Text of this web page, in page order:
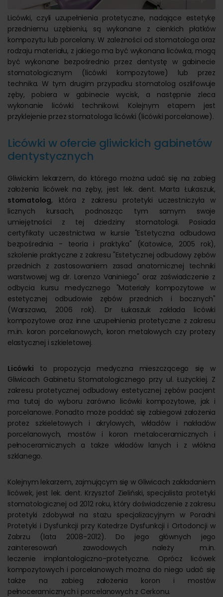
Licówki, czyli uzupełnienia protetyczne, nadające estetykę
przedniemu uzębieniu, są wykonane z cienkich płatków
kompozytu lub porcelany. W zależności od stomatologa oraz
rodzaju materiału, z jakiego ma być wykonana licówka, mogą
być wykonane bezpośrednio przez dentystę w gabinecie
stomatologicznym (licówki kompozytowe) lub przez
technika. W tym drugim przypadku stomatolog oszlifowuje
zęby, pobiera w gabinecie wycisk, a następnie zleca
wykonanie licówki technikowi. Kolejnym etapem jest
przyklejenie przez stomatologa licówki (licówki porcelanowe).
Licówki w ofercie gliwickich gabinetów
dentystycznych
Gliwickim lekarzem, do którego można udać się na zabieg
założenia licówek na zęby, jest lek. dent. Marta Łukaszuk,
stomatolog, która z zakresu protetyki uczestniczyła w
licznych kursach, podnosząc tym samym swoje
umiejętności z tej dziedziny stomatologii. Posiada
certyfikaty uczestnictwa w kursie "Estetyczna odbudowa
bezpośrednia - teoria i praktyka" (Katowice, 2005 rok),
szkolenie praktyczne z zakresu "Estetycznej odbudowy zębów
przednich z zastosowaniem zasad anatomicznej techniki
warstwowej wg dr. Lorenzo Vaniniego" oraz zaświadczenie z
odbycia kursu medycznego "Materiały kompozytowe w
estetycznej odbudowie zębów przednich i bocznych"
(Warszawa, 2006 rok). Dr Łukaszuk zakłada licówki
kompozytowe oraz inne uzupełnienia protetyczne z zakresu
m.in. koron porcelanowych, koron metalowych czy protezy
elastycznej i szkieletowej.
Licówki to propozycja medyczna mieszczącego się w
Gliwicach Gabinetu Stomatologicznego przy ul. Łużyckiej. Z
zakresu protetycznej odbudowy estetycznej zębów pacjent
ma tutaj do wyboru zarówno licówki kompozytowe, jak i
porcelanowe. Ponadto może poddać się zabiegowi założenia
protez szkieletowych i akrylowych, wkładów i nakładów
porcelanowych, mostów i koron metaloceramicznych i
pełnoceramicznych a także wkładów lanych i z włókna
szklanego.
Kolejnym lekarzem, zajmującym się w Gliwicach zakładaniem
licówek, jest lek. dent. Krzysztof Zieliński, specjalista protetyki
stomatologicznej od 2012 roku, który doświadczenie z zakresu
protetyki zdobywał na stażu specjalizacyjnym w Poradni
Protetyki i Dysfunkcji przy Katedrze Dysfunkcji i Ortodoncji w
Zabrzu (lata 2008-2012). Do jego głównych jego
zainteresowań zawodowych należy m.in.
leczenie implantologiczno-protetyczne. Oprócz licówek
kompozytowych i porcelanowych można do niego udać się
także na zabieg założenia koron i mostów
pełnoceramicznych i porcelanowych z Cerkonu.